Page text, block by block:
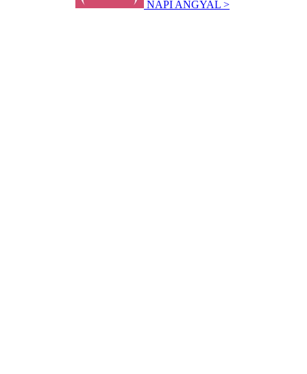
NAPI ANGYAL >